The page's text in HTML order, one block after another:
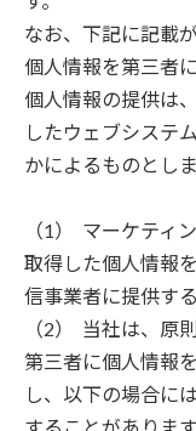
なお、下記に記載
個人情報を第三者
個人情報の提供は
したウェブシステ
かによるものとしま
マーケティ
取得した個人情報
信事業者に提供す
当社は、原
第三者に個人情報
し、以下の場合に